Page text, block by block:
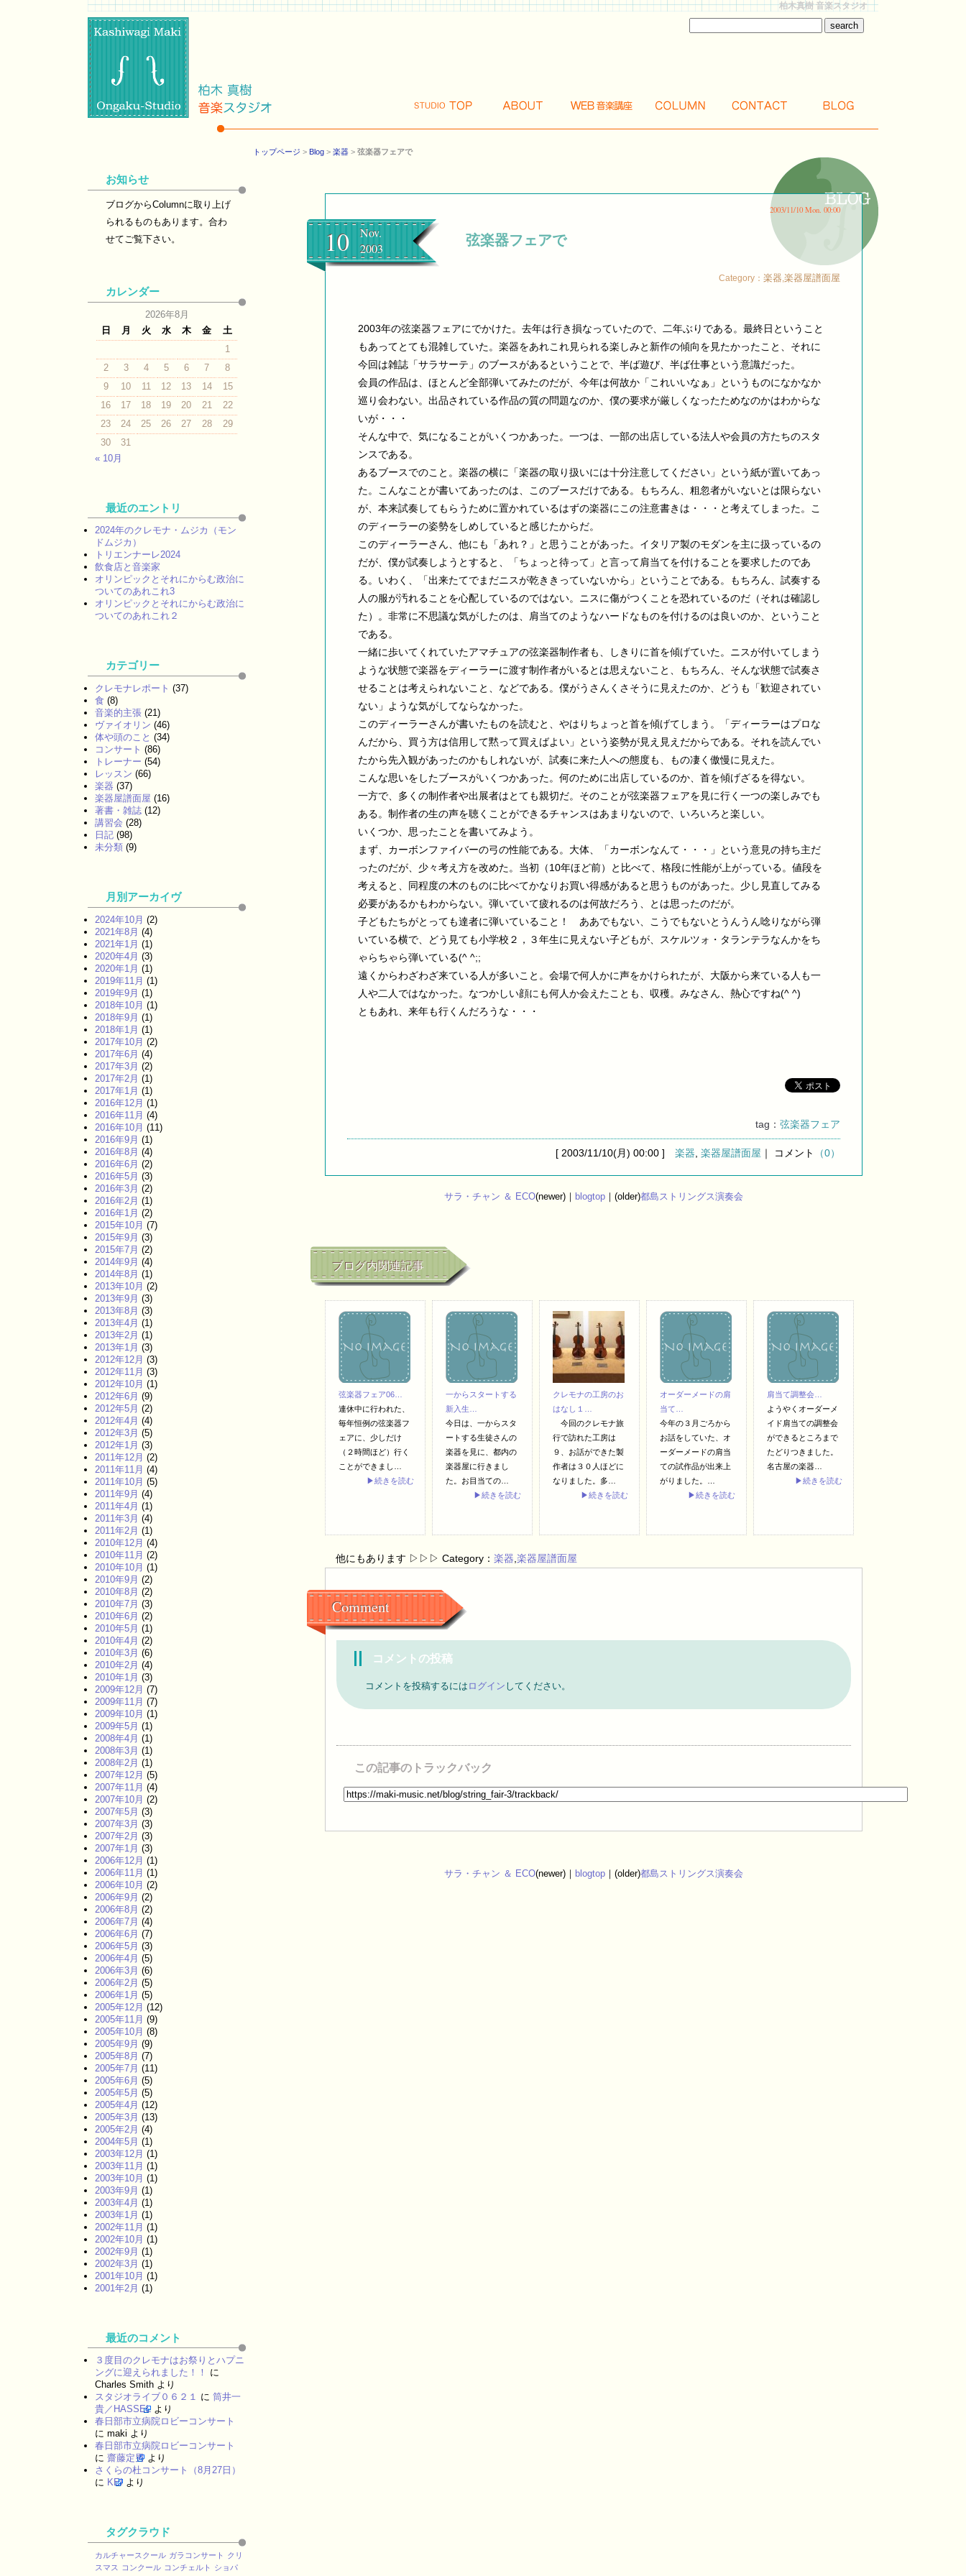
柏木真樹 音楽スタジオ
トップページ > Blog > 楽器 > 弦楽器フェアで
10
Nov.
2003
2003/11/10 Mon. 00:00
弦楽器フェアで
Category： 楽器,楽器屋譜面屋
2003年の弦楽器フェアにでかけた。去年は行き損なっていたので、二年ぶりである。最終日ということ
もあってとても混雑していた。楽器をあれこれ見られる楽しみと新作の傾向を見たかったこと、それに
今回は雑誌「サラサーテ」のブースがあるということで、半ば遊び、半ば仕事という意識だった。
会員の作品は、ほとんど全部弾いてみたのだが、今年は何故か「これいいなぁ」というものになかなか
巡り会わない。出品されている作品の質の問題なのか、僕の要求が厳しくなったためなのかはわからな
いが・・・
そんな中で、気になることがいくつかあった。一つは、一部の出店している法人や会員の方たちのスタ
ンスである。
あるブースでのこと。楽器の横に「楽器の取り扱いには十分注意してください」という紙が置いてあっ
た。こんなことが書いてあったのは、このブースだけである。もちろん、粗忽者がいないとは限らない
が、本来試奏してもらうために置かれているはずの楽器にこの注意書きは・・・と考えてしまった。こ
のディーラーの姿勢をしめしていると感じたからだ。
このディーラーさん、他にも「あれ？」と思うことがあった。イタリア製のモダンを主に扱っているの
だが、僕が試奏しようとすると、「ちょっと待って」と言って肩当てを付けることを要求したのであ
る。いわく、「出来たてでまだニスが乾ききっていないから」ということである。もちろん、試奏する
人の服が汚れることを心配しているのではない。ニスに傷がつくことを恐れているのだ（それは確認し
た）。非常に不思議な気がしたのは、肩当てのようなハードなものを付けるのは良いのか、ということ
である。
一緒に歩いてくれていたアマチュアの弦楽器制作者も、しきりに首を傾げていた。ニスが付いてしまう
ような状態で楽器をディーラーに渡す制作者がいるとは思えないこと、もちろん、そんな状態で試奏さ
せることは考えられないこと、などである。僕がうさんくさそうに見えたのか、どうも「歓迎されてい
ない」ような気がしてならなかった。
このディーラーさんが書いたものを読むと、やはりちょっと首を傾げてしまう。「ディーラーはプロな
んだから、買う方は信用して黙って買えばよい」という姿勢が見え見えだからである。それを読んでい
たから先入観があったのかもしれないが、試奏に来た人への態度も、もの凄く傲慢に見えた。
こんな思いをしたブースがいくつかあった。何のために出店しているのか、首を傾げざるを得ない。
一方で、多くの制作者や出展者はとても親切だ。そのことが弦楽器フェアを見に行く一つの楽しみでも
ある。制作者の生の声を聴くことができるチャンスはあまりないので、いろいろと楽しい。
いくつか、思ったことを書いてみよう。
まず、カーボンファイバーの弓の性能である。大体、「カーボンなんて・・・」という意見の持ち主だ
ったのだが、少々考え方を改めた。当初（10年ほど前）と比べて、格段に性能が上がっている。値段を
考えると、同程度の木のものに比べてかなりお買い得感があると思うものがあった。少し見直してみる
必要があるかもわからない。弾いていて疲れるのは何故だろう、とは思ったのだが。
子どもたちがとっても達者に弾いていること！ ああでもない、こうでもないとうんうん唸りながら弾
いている横で、どう見ても小学校２，３年生に見えない子どもが、スケルツォ・タランテラなんかをち
ゃらちゃら弾いている(^ ^;;
遠くからわざわざ来ている人が多いこと。会場で何人かに声をかけられたが、大阪から来ている人も一
人や二人ではなかった。なつかしい顔にも何人か会えたことも、収穫。みなさん、熱心ですね(^ ^)
ともあれ、来年も行くんだろうな・・・
tag： 弦楽器フェア
[ 2003/11/10(月) 00:00 ] 楽器, 楽器屋譜面屋 ｜ コメント （0）
サラ・チャン ＆ ECO(newer)｜ blogtop ｜(older)都島ストリングス演奏会
ブログ内関連記事
弦楽器フェア06…
連休中に行われた、
毎年恒例の弦楽器フ
ェアに、少しだけ
（２時間ほど）行く
ことができまし…
▶続きを読む
一からスタートする
新入生…
今日は、一からスタ
ートする生徒さんの
楽器を見に、都内の
楽器屋に行きまし
た。お目当ての…
▶続きを読む
クレモナの工房のお
はなし１…
今回のクレモナ旅
行で訪れた工房は
９、お話ができた製
作者は３０人ほどに
なりました。多…
▶続きを読む
オーダーメードの肩
当て…
今年の３月ごろから
お話をしていた、オ
ーダーメードの肩当
ての試作品が出来上
がりました。…
▶続きを読む
肩当て調整会…
ようやくオーダーメ
イド肩当ての調整会
ができるところまで
たどりつきました。
名古屋の楽器…
▶続きを読む
他にもあります ▷▷▷ Category： 楽器,楽器屋譜面屋
Comment
コメントの投稿
コメントを投稿するには ログイン してください。
この記事のトラックバック
サラ・チャン ＆ ECO(newer)｜ blogtop ｜(older)都島ストリングス演奏会
お知らせ
ブログからColumnに取り上げ
られるものもあります。合わ
せてご覧下さい。
カレンダー
2026年8月
日
月 火 水 木 金
土
1
2
3 4 5 6 7
8
9
10 11 12 13 14
15
16
17 18 19 20 21
22
23
24 25 26 27 28
29
30
31
« 10月
最近のエントリ
2024年のクレモナ・ムジカ（モン
ドムジカ）
トリエンナーレ2024
飲食店と音楽家
オリンピックとそれにからむ政治に
ついてのあれこれ3
オリンピックとそれにからむ政治に
ついてのあれこれ２
カテゴリー
クレモナレポート (37)
食 (8)
音楽的主張 (21)
ヴァイオリン (46)
体や頭のこと (34)
コンサート (86)
トレーナー (54)
レッスン (66)
楽器 (37)
楽器屋譜面屋 (16)
著書・雑誌 (12)
講習会 (28)
日記 (98)
未分類 (9)
月別アーカイヴ
2024年10月 (2)
2021年8月 (4)
2021年1月 (1)
2020年4月 (3)
2020年1月 (1)
2019年11月 (1)
2019年9月 (1)
2018年10月 (1)
2018年9月 (1)
2018年1月 (1)
2017年10月 (2)
2017年6月 (4)
2017年3月 (2)
2017年2月 (1)
2017年1月 (1)
2016年12月 (1)
2016年11月 (4)
2016年10月 (11)
2016年9月 (1)
2016年8月 (4)
2016年6月 (2)
2016年5月 (3)
2016年3月 (2)
2016年2月 (1)
2016年1月 (2)
2015年10月 (7)
2015年9月 (3)
2015年7月 (2)
2014年9月 (4)
2014年8月 (1)
2013年10月 (2)
2013年9月 (3)
2013年8月 (3)
2013年4月 (1)
2013年2月 (1)
2013年1月 (3)
2012年12月 (3)
2012年11月 (3)
2012年10月 (1)
2012年6月 (9)
2012年5月 (2)
2012年4月 (4)
2012年3月 (5)
2012年1月 (3)
2011年12月 (2)
2011年11月 (4)
2011年10月 (5)
2011年9月 (4)
2011年4月 (1)
2011年3月 (4)
2011年2月 (1)
2010年12月 (4)
2010年11月 (2)
2010年10月 (1)
2010年9月 (2)
2010年8月 (2)
2010年7月 (3)
2010年6月 (2)
2010年5月 (1)
2010年4月 (2)
2010年3月 (6)
2010年2月 (4)
2010年1月 (3)
2009年12月 (7)
2009年11月 (7)
2009年10月 (1)
2009年5月 (1)
2008年4月 (1)
2008年3月 (1)
2008年2月 (1)
2007年12月 (5)
2007年11月 (4)
2007年10月 (2)
2007年5月 (3)
2007年3月 (3)
2007年2月 (3)
2007年1月 (3)
2006年12月 (1)
2006年11月 (1)
2006年10月 (2)
2006年9月 (2)
2006年8月 (2)
2006年7月 (4)
2006年6月 (7)
2006年5月 (3)
2006年4月 (5)
2006年3月 (6)
2006年2月 (5)
2006年1月 (5)
2005年12月 (12)
2005年11月 (9)
2005年10月 (8)
2005年9月 (9)
2005年8月 (7)
2005年7月 (11)
2005年6月 (5)
2005年5月 (5)
2005年4月 (12)
2005年3月 (13)
2005年2月 (4)
2004年5月 (1)
2003年12月 (1)
2003年11月 (1)
2003年10月 (1)
2003年9月 (1)
2003年4月 (1)
2003年1月 (1)
2002年11月 (1)
2002年10月 (1)
2002年9月 (1)
2002年3月 (1)
2001年10月 (1)
2001年2月 (1)
最近のコメント
３度目のクレモナはお祭りとハプニ
ングに迎えられました！！
に
Charles Smith より
スタジオライブ０６２１ に 筒井一
貴／HASSEL より
春日部市立病院ロビーコンサート
に maki より
春日部市立病院ロビーコンサート
に 齋藤定男 より
さくらの杜コンサート（8月27日）
に KEI より
タグクラウド
カルチャースクール ガラコンサート
クリ
スマス
コンクール コンチェルト
ショパ